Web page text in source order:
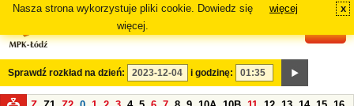
Nasza strona wykorzystuje pliki cookie. Dowiedz się
więcej.
więcej x
Sprawdź rozkład na dzień: i godzinę: